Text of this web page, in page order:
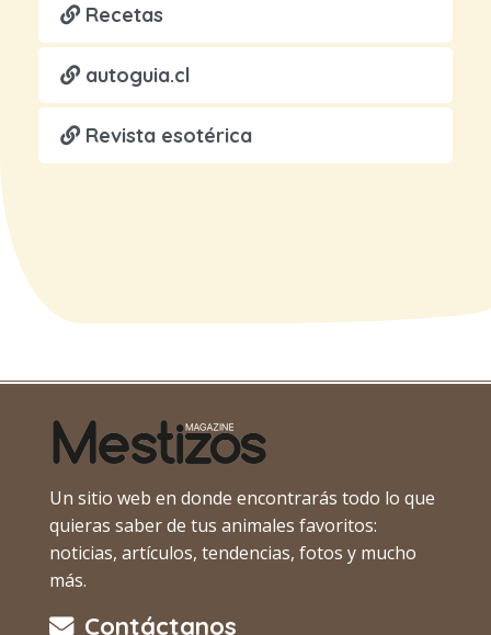
Recetas
autoguia.cl
Revista esotérica
Un sitio web en donde encontrarás todo lo que
quieras saber de tus animales favoritos:
noticias, artículos, tendencias, fotos y mucho
más.
Contáctanos